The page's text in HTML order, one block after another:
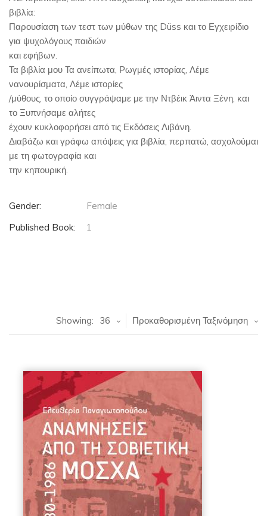
βιβλία:
Παρουσίαση των τεστ των μύθων της Düss και το Εγχειρίδιο
για ψυχολόγους παιδιών
και εφήβων.
Τα βιβλία μου Τα ανείπωτα, Ρωγμές ιστορίας, Λέμε
νανουρίσματα, Λέμε ιστορίες
/μύθους, το οποίο συγγράψαμε με την Ντβέικ Άιντα Ξένη, και
το Ξυπνήσαμε αλήτες
έχουν κυκλοφορήσει από τις Εκδόσεις Λιβάνη.
Διαβάζω και γράφω απόψεις για βιβλία, περπατώ, ασχολούμαι
με τη φωτογραφία και
την κηπουρική.
Gender:
Female
Published Book:
1
Προκαθορισμένη Ταξινόμηση
Showing: 36